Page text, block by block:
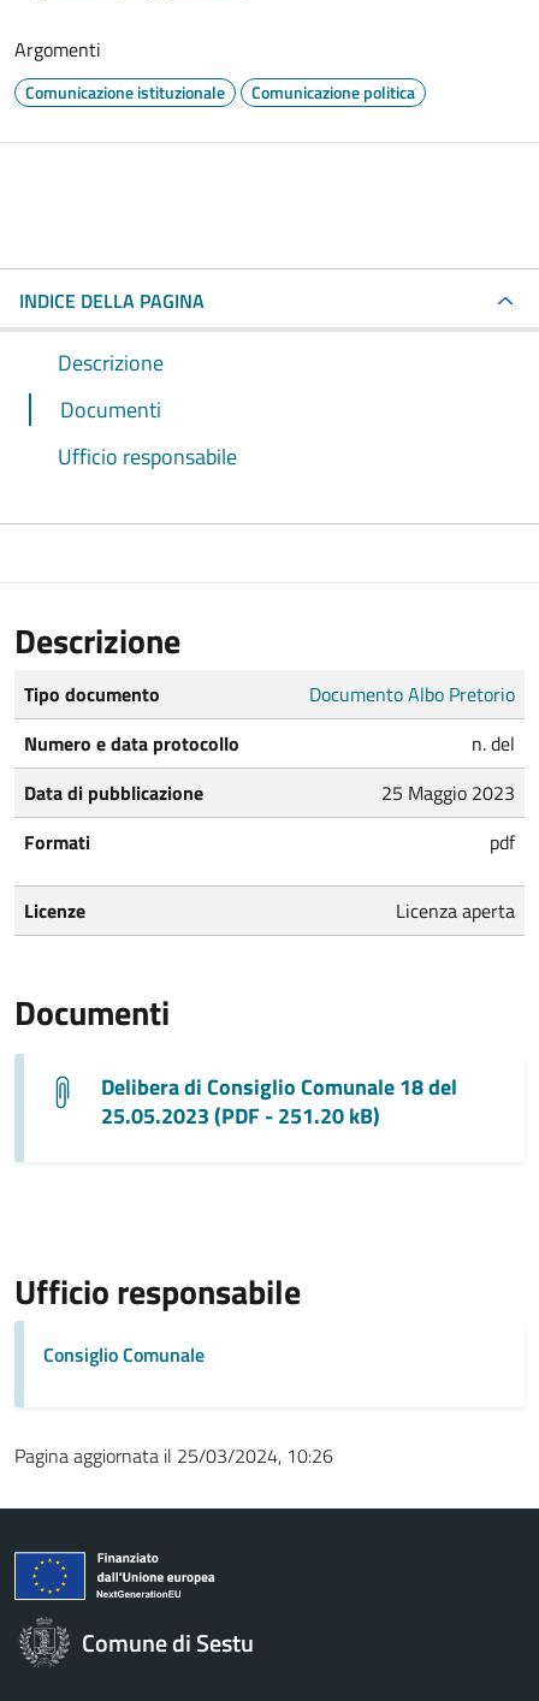
Argomenti
Comunicazione istituzionale Comunicazione politica
INDICE DELLA PAGINA
Descrizione
Documenti
Ufficio responsabile
Descrizione
Tipo documento
Documento Albo Pretorio
Numero e data protocollo
n. del
Data di pubblicazione
25 Maggio 2023
Formati
pdf
Licenze Licenza aperta
Documenti
Delibera di Consiglio Comunale 18 del
25.05.2023 (PDF - 251.20 kB)
Ufficio responsabile
Consiglio Comunale
Pagina aggiornata il 25/03/2024, 10:26
Comune di Sestu